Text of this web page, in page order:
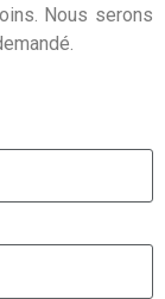
Nous serons